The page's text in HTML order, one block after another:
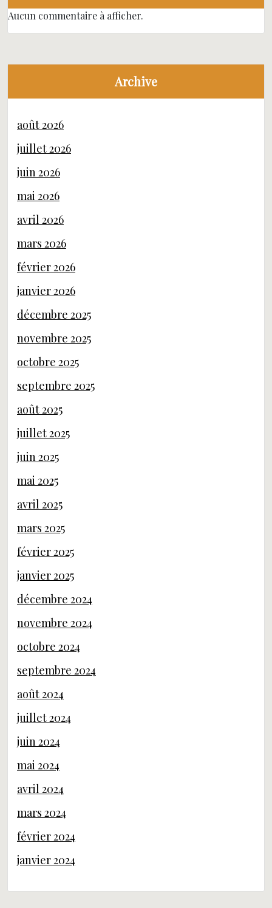
Aucun commentaire à afficher.
Archive
août 2026
juillet 2026
juin 2026
mai 2026
avril 2026
mars 2026
février 2026
janvier 2026
décembre 2025
novembre 2025
octobre 2025
septembre 2025
août 2025
juillet 2025
juin 2025
mai 2025
avril 2025
mars 2025
février 2025
janvier 2025
décembre 2024
novembre 2024
octobre 2024
septembre 2024
août 2024
juillet 2024
juin 2024
mai 2024
avril 2024
mars 2024
février 2024
janvier 2024